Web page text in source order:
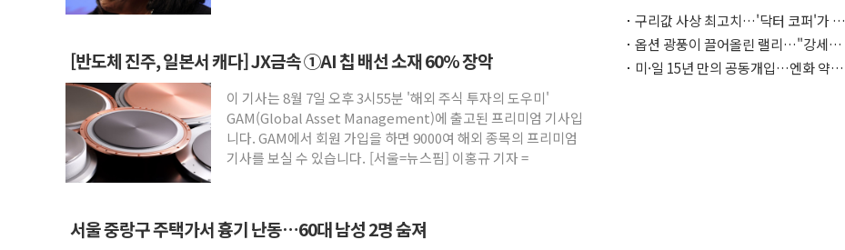
[반도체 진주, 일본서 캐다] JX금속 ①AI 칩 배선 소재 60% 장악
이 기사는 8월 7일 오후 3시55분 '해외 주식 투자의 도우미'
GAM(Global Asset Management)에 출고된 프리미엄 기사입
니다. GAM에서 회원 가입을 하면 9000여 해외 종목의 프리미엄
기사를 보실 수 있습니다. [서울=뉴스핌] 이홍규 기자 =
서울 중랑구 주택가서 흉기 난동…60대 남성 2명 숨져
구리값 사상 최고치…'닥터 코퍼'가 말
하는 경기 신호가 달라졌다
옵션 광풍이 끌어올린 랠리…"강세장
이면에 과열 경고등"
미·일 15년 만의 공동개입…엔화 약세